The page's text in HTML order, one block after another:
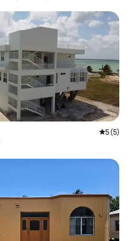
औसत रेटिंग
5 (5)